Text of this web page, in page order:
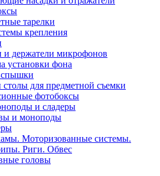
тарелки
крепления
и держатели микрофонов
установки фона
для предметной съемки
фотобоксы
и сладеры
и моноподы
Моторизованные системы.
Риги. Обвес
головы